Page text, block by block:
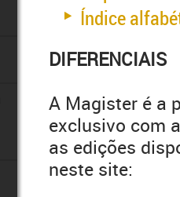
Índice
DIFERENCIAIS
A Magister é a
exclusivo com
as edições
neste site: